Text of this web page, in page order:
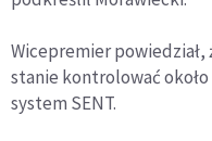
Wicepremier powiedział,
stanie kontrolować
system SENT.